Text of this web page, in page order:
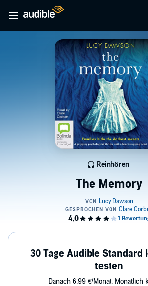
The Memory
Reinhören
30 Tage Audible Standard
testen
Danach 6,99 €/Monat. Monatlich